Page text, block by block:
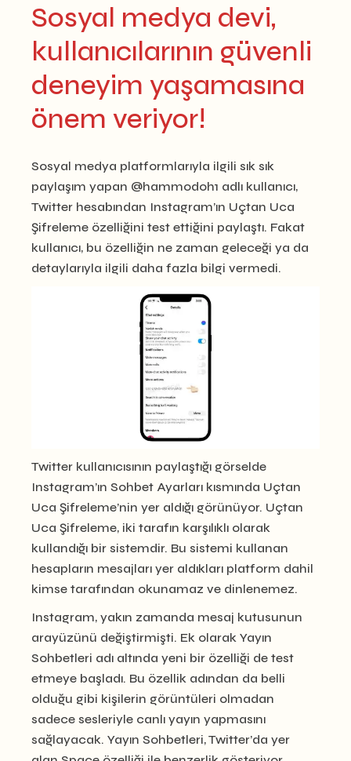
Sosyal medya devi,
kullanıcılarının güvenli
deneyim yaşamasına
önem veriyor!
Sosyal medya platformlarıyla ilgili sık sık
paylaşım yapan @hammodoh1 adlı kullanıcı,
Twitter hesabından Instagram’ın Uçtan Uca
Şifreleme özelliğini test ettiğini paylaştı. Fakat
kullanıcı, bu özelliğin ne zaman geleceği ya da
detaylarıyla ilgili daha fazla bilgi vermedi.
Twitter kullanıcısının paylaştığı görselde
Instagram’ın Sohbet Ayarları kısmında Uçtan
Uca Şifreleme’nin yer aldığı görünüyor. Uçtan
Uca Şifreleme, iki tarafın karşılıklı olarak
kullandığı bir sistemdir. Bu sistemi kullanan
hesapların mesajları yer aldıkları platform dahil
kimse tarafından okunamaz ve dinlenemez.
Instagram, yakın zamanda mesaj kutusunun
arayüzünü değiştirmişti. Ek olarak Yayın
Sohbetleri adı altında yeni bir özelliği de test
etmeye başladı. Bu özellik adından da belli
olduğu gibi kişilerin görüntüleri olmadan
sadece sesleriyle canlı yayın yapmasını
sağlayacak. Yayın Sohbetleri, Twitter’da yer